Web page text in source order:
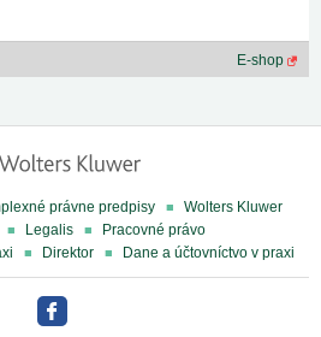
E-shop
právne predpisy
Wolters Kluwer
Legalis
Pracovné právo
Direktor Dane a účtovníctvo v praxi